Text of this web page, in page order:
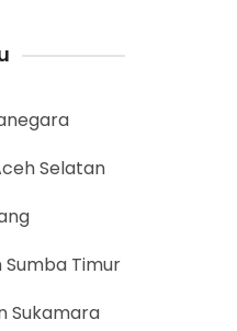
Selatan
Timur
Sukamara